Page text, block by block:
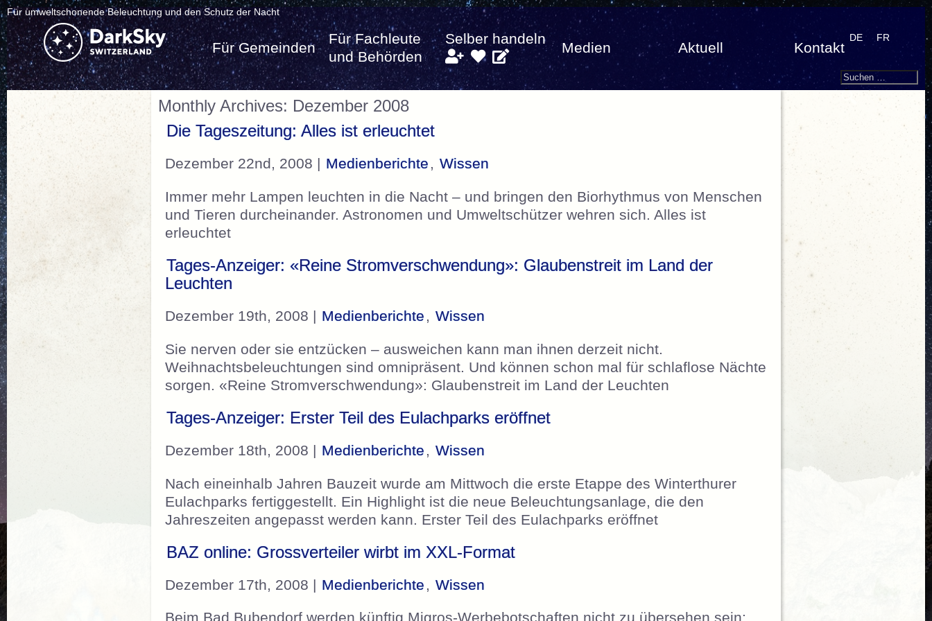
Für umweltschonende Beleuchtung und den Schutz der Nacht
Für Gemeinden
Für Fachleute
und Behörden
Selber handeln
Medien Aktuell Kontakt
DE FR
Search
Suchen
Monthly Archives: Dezember 2008
Die Tageszeitung: Alles ist erleuchtet
Dezember 22nd, 2008 | Medienberichte , Wissen
Immer mehr Lampen leuchten in die Nacht – und bringen den Biorhythmus von Menschen
und Tieren durcheinander. Astronomen und Umweltschützer wehren sich. Alles ist
erleuchtet
Tages-Anzeiger: «Reine Stromverschwendung»: Glaubenstreit im Land der
Leuchten
Dezember 19th, 2008 | Medienberichte , Wissen
Sie nerven oder sie entzücken – ausweichen kann man ihnen derzeit nicht.
Weihnachtsbeleuchtungen sind omnipräsent. Und können schon mal für schlaflose Nächte
sorgen. «Reine Stromverschwendung»: Glaubenstreit im Land der Leuchten
Tages-Anzeiger: Erster Teil des Eulachparks eröffnet
Dezember 18th, 2008 | Medienberichte , Wissen
Nach eineinhalb Jahren Bauzeit wurde am Mittwoch die erste Etappe des Winterthurer
Eulachparks fertiggestellt. Ein Highlight ist die neue Beleuchtungsanlage, die den
Jahreszeiten angepasst werden kann. Erster Teil des Eulachparks eröffnet
BAZ online: Grossverteiler wirbt im XXL-Format
Dezember 17th, 2008 | Medienberichte , Wissen